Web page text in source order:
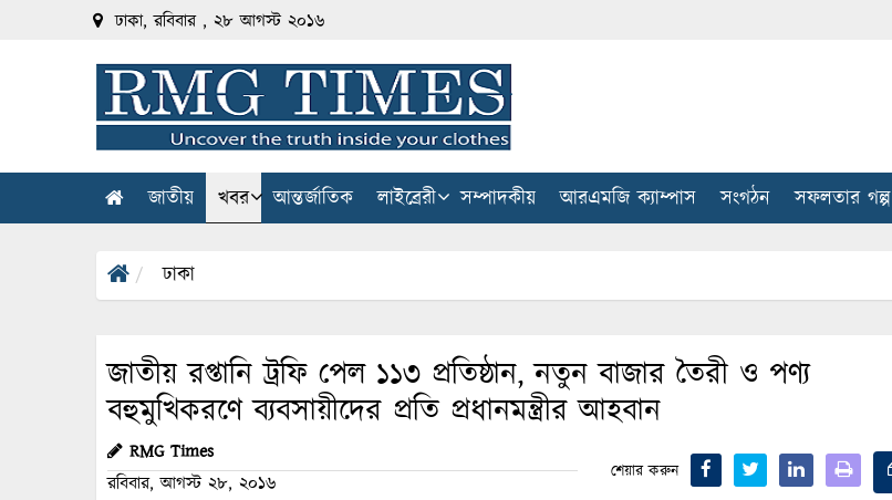
ঢাকা, রবিবার , ২৮ আগস্ট ২০১৬
জাতীয় খবর আন্তর্জাতিক লাইব্রেরী সম্পাদকীয় আরএমজি ক্যাম্পাস সংগঠন সফলতার গল্প
ঢাকা
জাতীয় রপ্তানি ট্রফি পেল ১১৩ প্রতিষ্ঠান, নতুন বাজার তৈরী ও পণ্য
বহুমুখিকরণে ব্যবসায়ীদের প্রতি প্রধানমন্ত্রীর আহবান
RMG Times
রবিবার, আগস্ট ২৮, ২০১৬
শেয়ার করুন